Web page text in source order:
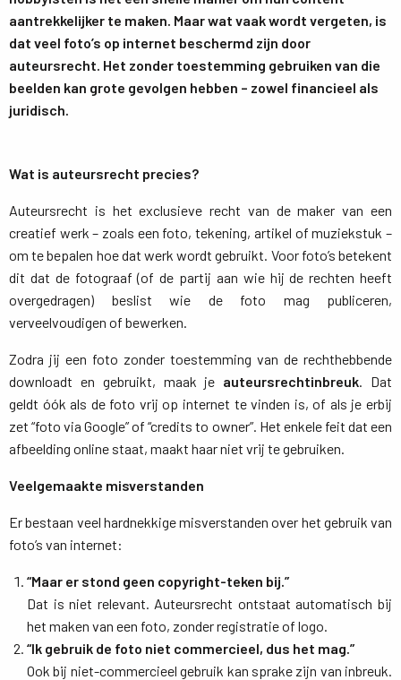
aantrekkelijker te maken. Maar wat vaak wordt vergeten, is
dat veel foto’s op internet beschermd zijn door
auteursrecht. Het zonder toestemming gebruiken van die
beelden kan grote gevolgen hebben – zowel financieel als
juridisch.
Wat is auteursrecht precies?
Auteursrecht is het exclusieve recht van de maker van een
creatief werk – zoals een foto, tekening, artikel of muziekstuk –
om te bepalen hoe dat werk wordt gebruikt. Voor foto’s betekent
dit dat de fotograaf (of de partij aan wie hij de rechten heeft
overgedragen) beslist wie de foto mag publiceren,
verveelvoudigen of bewerken.
Zodra jij een foto zonder toestemming van de rechthebbende
downloadt en gebruikt, maak je auteursrechtinbreuk. Dat
geldt óók als de foto vrij op internet te vinden is, of als je erbij
zet “foto via Google” of “credits to owner”. Het enkele feit dat een
afbeelding online staat, maakt haar niet vrij te gebruiken.
Veelgemaakte misverstanden
Er bestaan veel hardnekkige misverstanden over het gebruik van
foto’s van internet:
“Maar er stond geen copyright-teken bij.”
Dat is niet relevant. Auteursrecht ontstaat automatisch bij
het maken van een foto, zonder registratie of logo.
“Ik gebruik de foto niet commercieel, dus het mag.”
Ook bij niet-commercieel gebruik kan sprake zijn van inbreuk.